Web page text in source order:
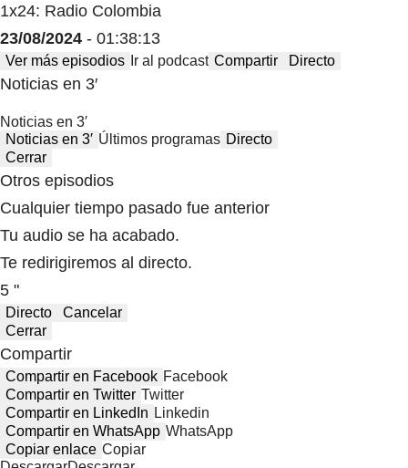
1x24: Radio Colombia
23/08/2024 - 01:38:13
Ver más episodios Ir al podcast Compartir Directo
Noticias en 3′
Noticias en 3′
Noticias en 3′ Últimos programas Directo
Cerrar
Otros episodios
Cualquier tiempo pasado fue anterior
Tu audio se ha acabado.
Te redirigiremos al directo.
5 "
Directo
Cancelar
Cerrar
Compartir
Compartir en Facebook Facebook
Compartir en Twitter Twitter
Compartir en LinkedIn Linkedin
Compartir en WhatsApp WhatsApp
Copiar enlace Copiar